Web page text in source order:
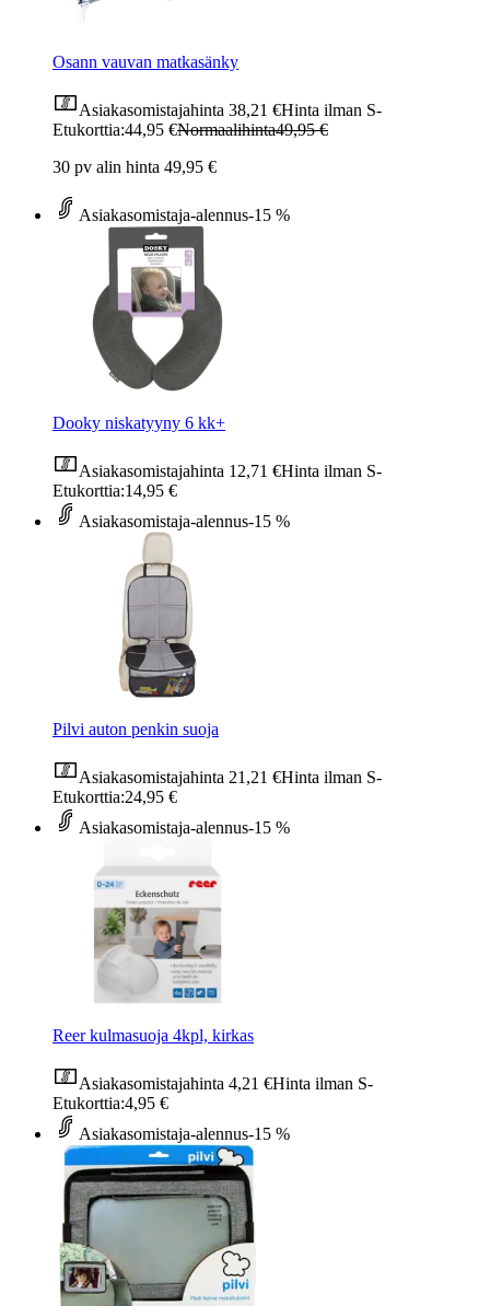
Osann vauvan matkasänky
Asiakasomistajahinta 38,21 €Hinta ilman S-
Etukorttia:44,95 €Normaalihinta49,95 €
30 pv alin hinta 49,95 €
Asiakasomistaja-alennus-15 %
Dooky niskatyyny 6 kk+
Asiakasomistajahinta 12,71 €Hinta ilman S-
Etukorttia:14,95 €
Asiakasomistaja-alennus-15 %
Pilvi auton penkin suoja
Asiakasomistajahinta 21,21 €Hinta ilman S-
Etukorttia:24,95 €
Asiakasomistaja-alennus-15 %
Reer kulmasuoja 4kpl, kirkas
Asiakasomistajahinta 4,21 €Hinta ilman S-
Etukorttia:4,95 €
Asiakasomistaja-alennus-15 %